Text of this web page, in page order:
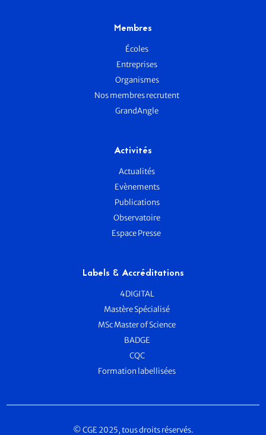
Membres
Écoles
Entreprises
Organismes
Nos membres recrutent
GrandAngle
Activités
Actualités
Evènements
Publications
Observatoire
Espace Presse
Labels & Accréditations
4DIGITAL
Mastère Spécialisé
MSc Master of Science
BADGE
CQC
Formation labellisées
© CGE 2025, tous droits réservés.